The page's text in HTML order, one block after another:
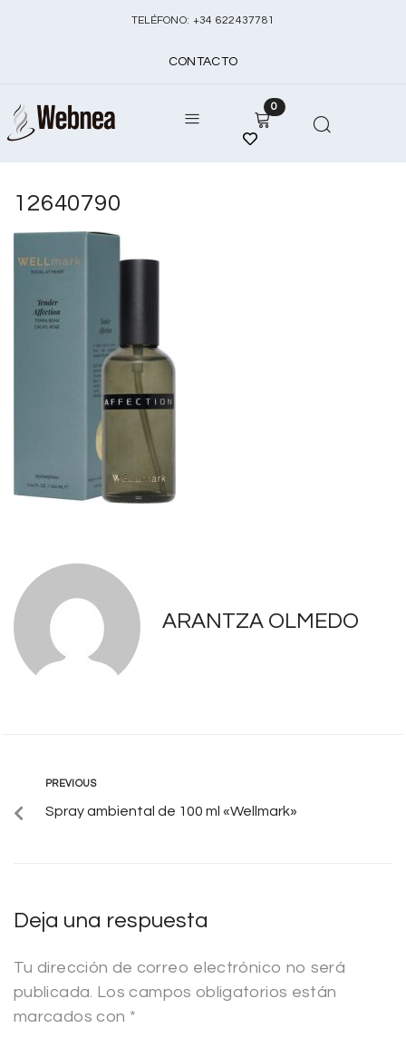
TELÉFONO: +34 622437781
CONTACTO
0
12640790
ARANTZA OLMEDO
PREVIOUS
Spray ambiental de 100 ml «Wellmark»
Deja una respuesta
Tu dirección de correo electrónico no será
publicada. Los campos obligatorios están
marcados con *